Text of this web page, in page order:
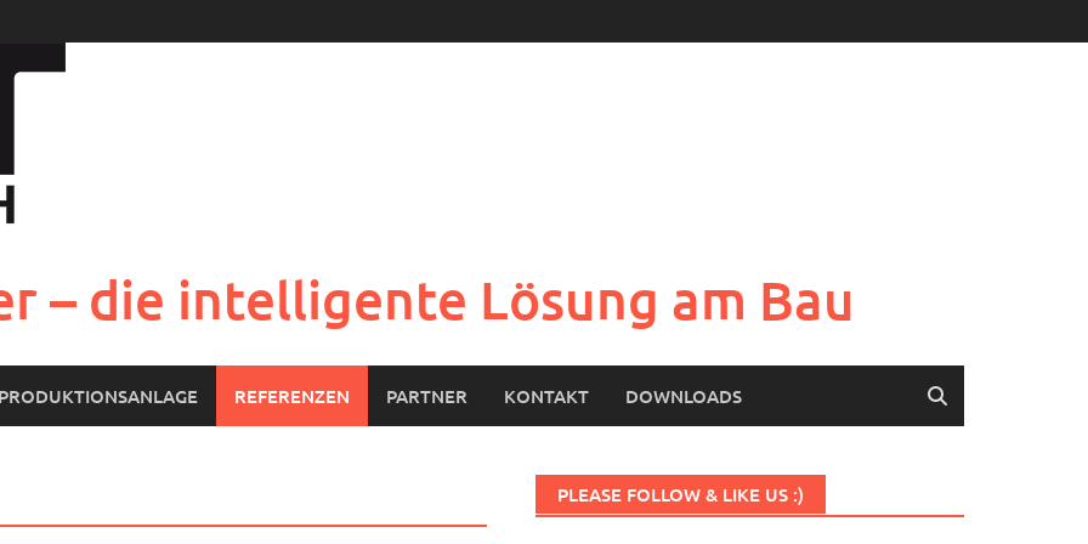
– die intelligente Lösung am Bau
PRODUKTIONSANLAGE REFERENZEN PARTNER KONTAKT DOWNLOADS
PLEASE FOLLOW & LIKE US :)
Set Youtube Channel ID